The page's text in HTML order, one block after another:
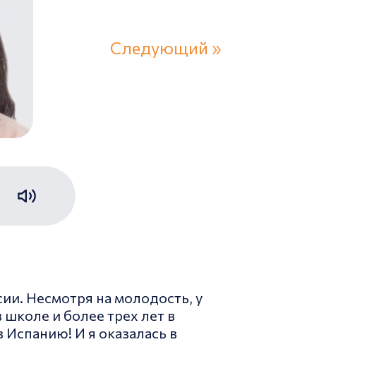
Следующий »
Несмотря на молодость, у
и более трех лет в
Испанию! И я оказалась в